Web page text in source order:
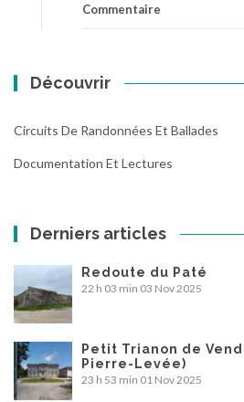
Commentaire
Découvrir
Circuits De Randonnées Et Ballades
Documentation Et Lectures
Derniers articles
Redoute du Paté
22 h 03 min 03 Nov 2025
Petit Trianon de
Pierre-Levée)
23 h 53 min 01 Nov 2025